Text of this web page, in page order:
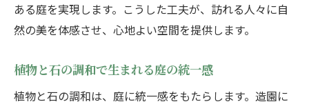
ある庭を実現します。こうした工夫が、訪れる人々に自
然の美を体感させ、心地よい空間を提供します。
植物と石の調和で生まれる庭の統一感
植物と石の調和は、庭に統一感をもたらします。造園に